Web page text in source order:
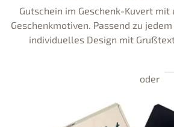
Gutschein im Geschenk-Kuvert
Geschenkmotiven. Passend zu
individuelles Design mit